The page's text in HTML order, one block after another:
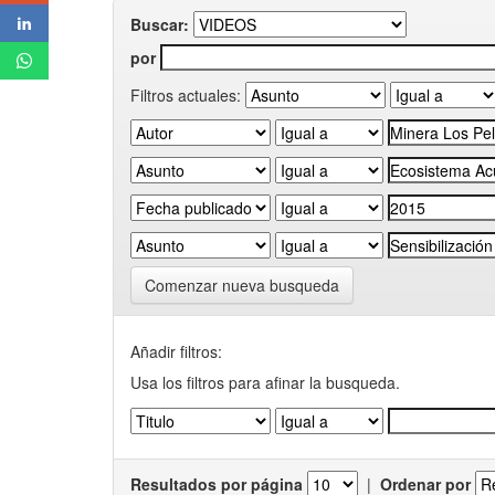
Buscar:
por
Filtros actuales:
Comenzar nueva busqueda
Añadir filtros:
Usa los filtros para afinar la busqueda.
Resultados por página | Ordenar por